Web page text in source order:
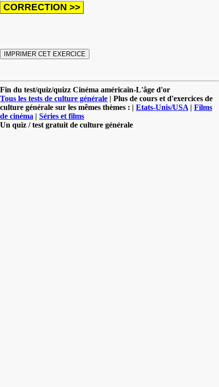
Fin du test/quiz/quizz Cinéma américain-L'âge d'or
Tous les tests de culture générale | Plus de cours et d'exercices de
culture générale sur les mêmes thèmes : | Etats-Unis/USA | Films
de cinéma | Séries et films
Un quiz / test gratuit de culture générale